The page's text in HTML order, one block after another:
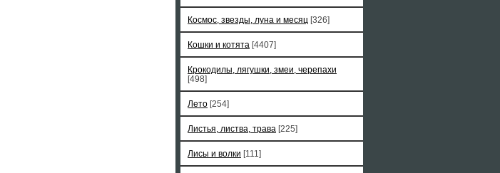
Космос, звезды, луна и месяц [326]
Кошки и котята [4407]
Крокодилы, лягушки, змеи, черепахи
[498]
Лето [254]
Листья, листва, трава [225]
Лисы и волки [111]